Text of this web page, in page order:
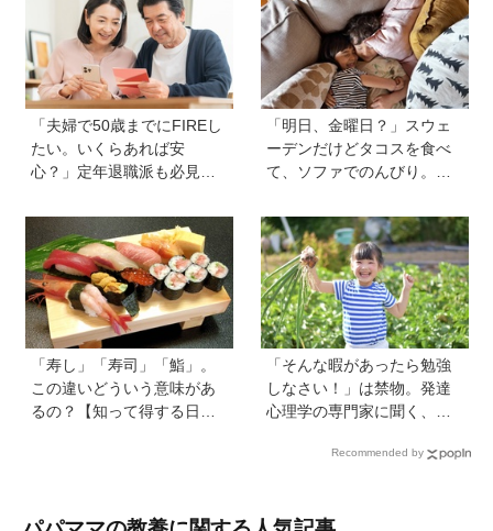
ルーシブ教育】
大学に入る”までの道のり
【慶應生よしださん｜前
編】
「夫婦で50歳までにFIREし
たい。いくらあれば安
心？」定年退職派も必見！
ロが解説【連載第13回】
「明日、金曜日？」スウェ
ーデンだけどタコスを食べ
て、ソファでのんびり。小
【北欧パパと日本で子育てv
ol.23】
「寿し」「寿司」「鮨」。
この違いどういう意味があ
るの？【知って得する日本
「そんな暇があったら勉強
しなさい！」は禁物。発達
心理学の専門家に聞く、
方」と「親のNG行動」
Recommended by